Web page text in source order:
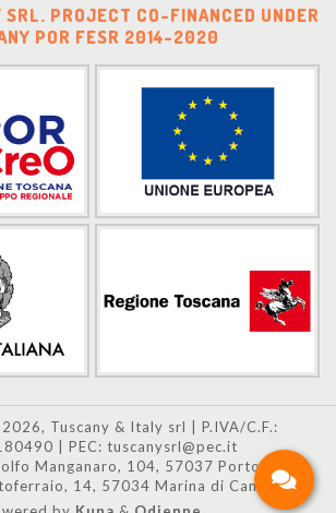
PROJECT CO-FINANCED UNDER
POR FESR 2014-2020
Tuscany & Italy srl | P.IVA/C.F.:
| PEC: tuscanysrl@pec.it
Manganaro, 104, 57037 Portoferraio
14, 57034 Marina di Campo (LI)